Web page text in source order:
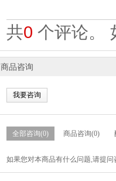
共0 个评论。
商品咨询
我要咨询
全部咨询(0) 商品咨询(0)
如果您对本商品有什么问题,请提问